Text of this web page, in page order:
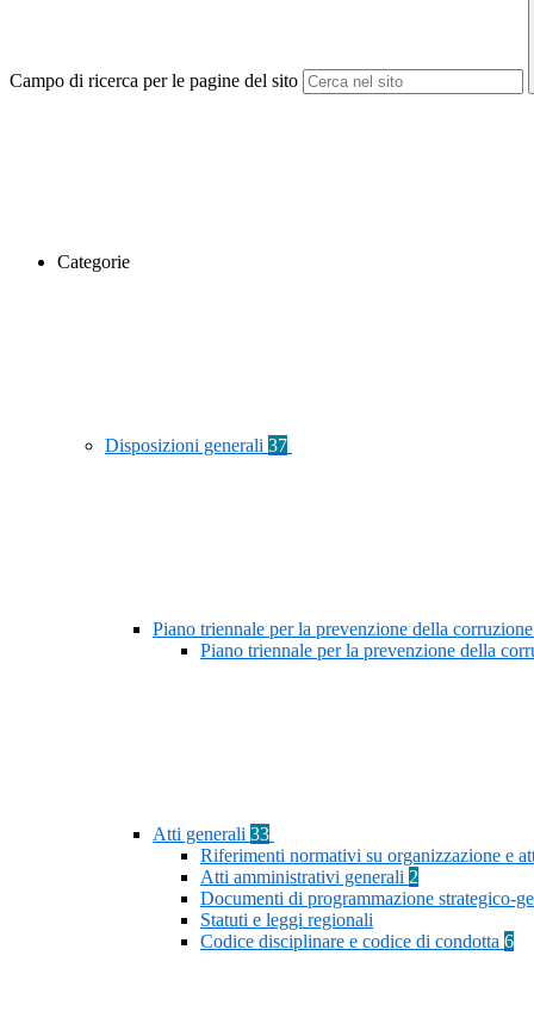
Campo di ricerca per le pagine del sito
Categorie
Disposizioni generali 37
Piano triennale per la prevenzione della
Piano triennale per la prevenzione della
Atti generali 33
Riferimenti normativi su organizzazione e
Atti amministrativi generali 2
Documenti di programmazione strategico-
Statuti e leggi regionali
Codice disciplinare e codice di condotta 6